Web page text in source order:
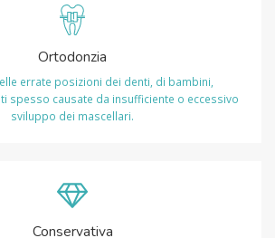
Ortodonzia
errate posizioni dei denti, di bambini,
spesso causate da insufficiente o eccessivo
sviluppo dei mascellari.
Conservativa